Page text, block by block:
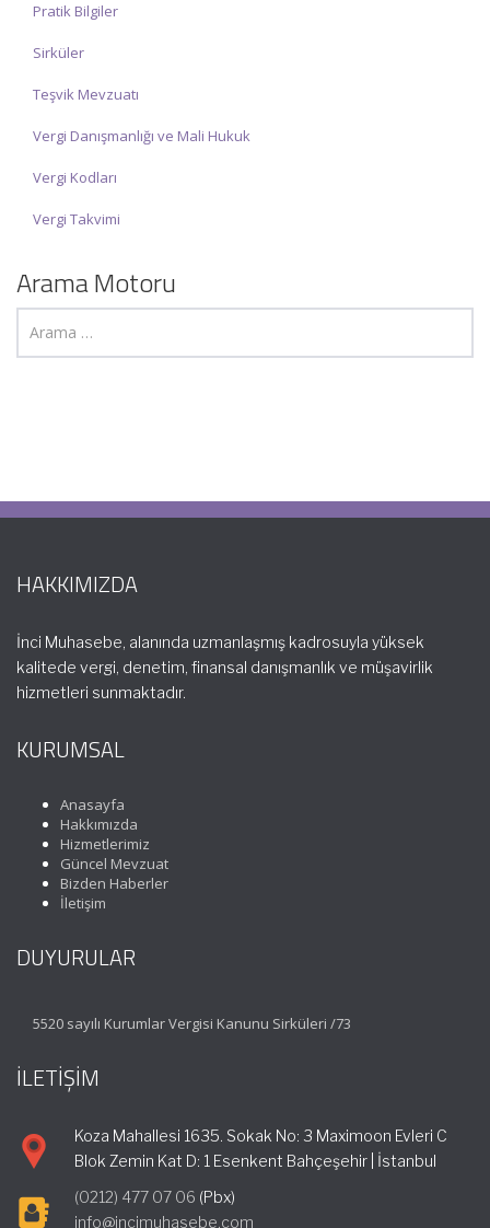
Pratik Bilgiler
Sirküler
Teşvik Mevzuatı
Vergi Danışmanlığı ve Mali Hukuk
Vergi Kodları
Vergi Takvimi
Arama Motoru
HAKKIMIZDA
İnci Muhasebe, alanında uzmanlaşmış kadrosuyla yüksek
kalitede vergi, denetim, finansal danışmanlık ve müşavirlik
hizmetleri sunmaktadır.
KURUMSAL
Anasayfa
Hakkımızda
Hizmetlerimiz
Güncel Mevzuat
Bizden Haberler
İletişim
DUYURULAR
5520 sayılı Kurumlar Vergisi Kanunu Sirküleri /73
İLETİŞİM
Koza Mahallesi 1635. Sokak No: 3 Maximoon Evleri C
Blok Zemin Kat D: 1 Esenkent Bahçeşehir | İstanbul
(0212) 477 07 06 (Pbx)
info@incimuhasebe.com